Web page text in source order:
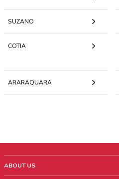
SUZANO
COTIA
ARARAQUARA
ABOUT US